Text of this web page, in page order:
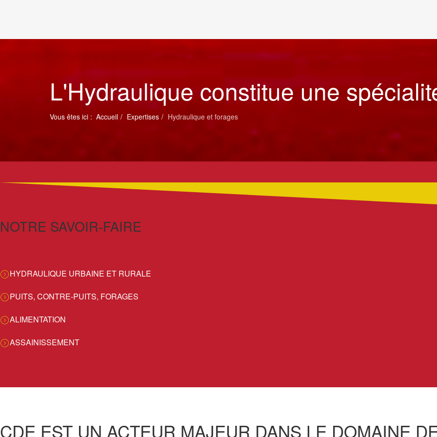
L'Hydraulique constitue une
Vous êtes ici : Accueil Expertises Hydraulique et forages
NOTRE SAVOIR-FAIRE
HYDRAULIQUE URBAINE ET RURALE
PUITS, CONTRE-PUITS, FORAGES
ALIMENTATION
ASSAINISSEMENT
CDE EST UN ACTEUR MAJEUR DANS LE DOMAINE